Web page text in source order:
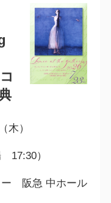
木）
）
ー 阪急 中ホール